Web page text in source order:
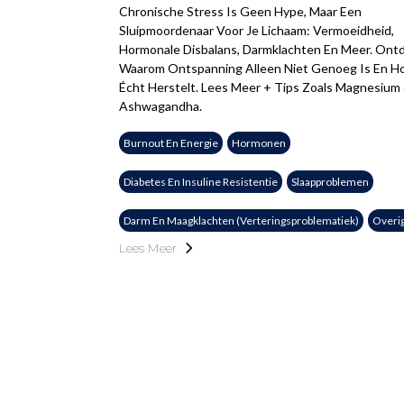
Chronische Stress Is Geen Hype, Maar Een
Sluipmoordenaar Voor Je Lichaam: Vermoeidheid,
Hormonale Disbalans, Darmklachten En Meer.
Waarom Ontspanning Alleen Niet Genoeg Is En
Écht Herstelt. Lees Meer + Tips Zoals Magnesium
Ashwagandha.
Burnout En Energie Hormonen
Diabetes En Insuline Resistentie Slaapproblemen
Darm En Maagklachten (verteringsproblematiek)
Lees Meer